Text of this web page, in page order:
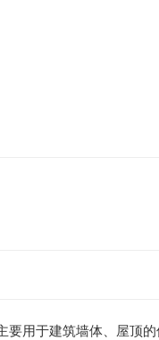
陕西好的EPS泡
用于建筑墙体、屋顶